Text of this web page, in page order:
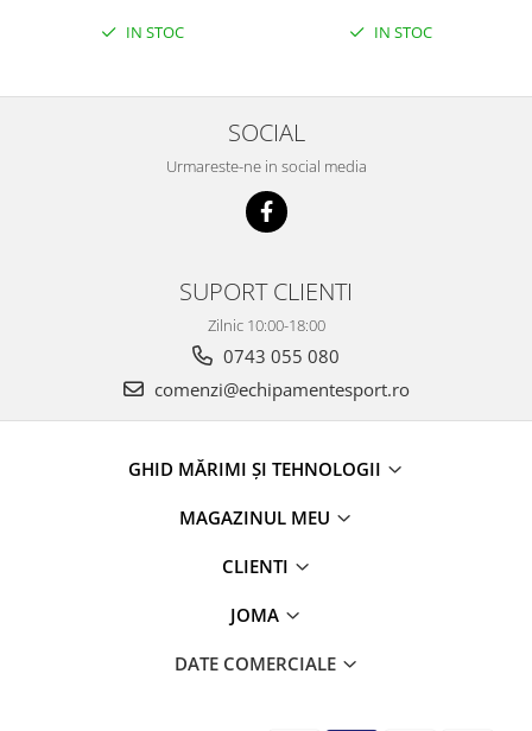
IN STOC IN STOC
SOCIAL
Urmareste-ne in social media
SUPORT CLIENTI
Zilnic 10:00-18:00
0743 055 080
comenzi@echipamentesport.ro
GHID MĂRIMI ȘI TEHNOLOGII
MAGAZINUL MEU
CLIENTI
JOMA
DATE COMERCIALE